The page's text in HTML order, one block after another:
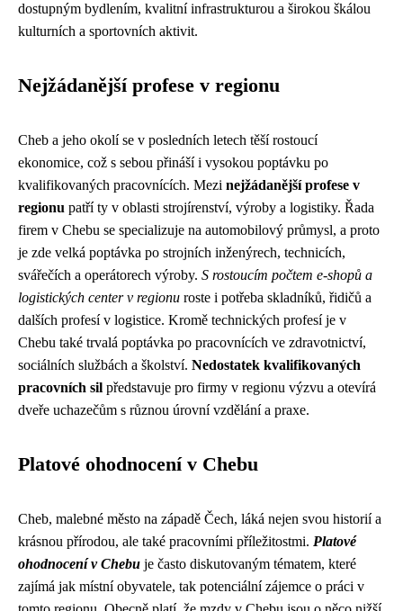
dostupným bydlením, kvalitní infrastrukturou a širokou škálou
kulturních a sportovních aktivit.
Nejžádanější profese v regionu
Cheb a jeho okolí se v posledních letech těší rostoucí
ekonomice, což s sebou přináší i vysokou poptávku po
kvalifikovaných pracovnících. Mezi nejžádanější profese v
regionu patří ty v oblasti strojírenství, výroby a logistiky. Řada
firem v Chebu se specializuje na automobilový průmysl, a proto
je zde velká poptávka po strojních inženýrech, technicích,
svářečích a operátorech výroby. S rostoucím počtem e-shopů a
logistických center v regionu roste i potřeba skladníků, řidičů a
dalších profesí v logistice. Kromě technických profesí je v
Chebu také trvalá poptávka po pracovnících ve zdravotnictví,
sociálních službách a školství. Nedostatek kvalifikovaných
pracovních sil představuje pro firmy v regionu výzvu a otevírá
dveře uchazečům s různou úrovní vzdělání a praxe.
Platové ohodnocení v Chebu
Cheb, malebné město na západě Čech, láká nejen svou historií a
krásnou přírodou, ale také pracovními příležitostmi. Platové
ohodnocení v Chebu je často diskutovaným tématem, které
zajímá jak místní obyvatele, tak potenciální zájemce o práci v